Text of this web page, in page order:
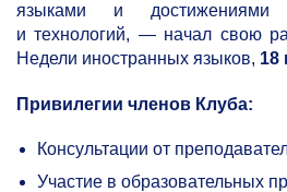
языками и
и технологий, — начал свою
Недели иностранных языков, 18
Привилегии членов Клуба:
Консультации от
Участие в образовательных